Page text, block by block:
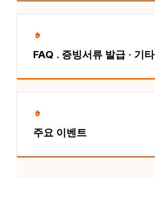
FAQ . 증빙서류 발급 · 기타
주요 이벤트